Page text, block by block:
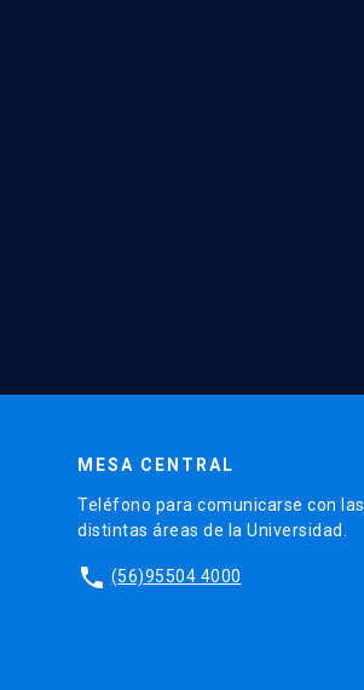
MESA CENTRAL
Teléfono para comunicarse con las
distintas áreas de la Universidad.
phone (56)95504 4000